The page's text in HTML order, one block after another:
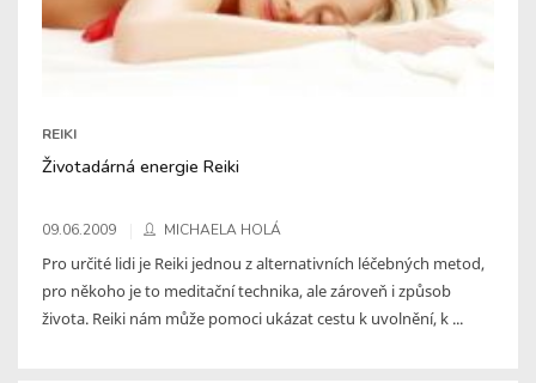
REIKI
Životadárná energie Reiki
09.06.2009 MICHAELA HOLÁ
Pro určité lidi je Reiki jednou z alternativních léčebných metod,
pro někoho je to meditační technika, ale zároveň i způsob
života. Reiki nám může pomoci ukázat cestu k uvolnění, k ...